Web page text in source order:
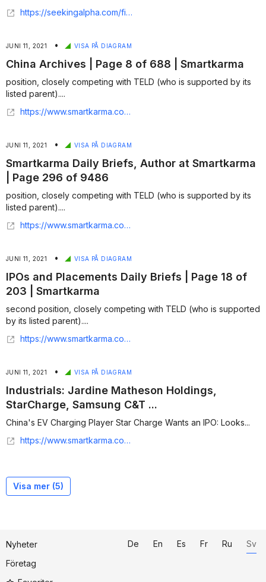
https://seekingalpha.com/filing/5479560
JUNI 11, 2021 • VISA PÅ DIAGRAM
China Archives | Page 8 of 688 | Smartkarma
position, closely competing with TELD (who is supported by its
listed parent)....
https://www.smartkarma.com/home/tag/china/page/8/
JUNI 11, 2021 • VISA PÅ DIAGRAM
Smartkarma Daily Briefs, Author at Smartkarma
| Page 296 of 9486
position, closely competing with TELD (who is supported by its
listed parent)....
https://www.smartkarma.com/home/author/smartkarmanews/page/296/
JUNI 11, 2021 • VISA PÅ DIAGRAM
IPOs and Placements Daily Briefs | Page 18 of
203 | Smartkarma
second position, closely competing with TELD (who is supported
by its listed parent)....
https://www.smartkarma.com/home/category/daily-briefs/ipos-and-placements/page/18/
JUNI 11, 2021 • VISA PÅ DIAGRAM
Industrials: Jardine Matheson Holdings,
StarCharge, Samsung C&T ...
China's EV Charging Player Star Charge Wants an IPO: Looks...
https://www.smartkarma.com/home/daily-briefs/industrials-jardine-matheson-holdings-starcharge-samsung-ct-shenzhen-intl-and-more/
Visa mer (5)
Nyheter
Företag
De En Es Fr Ru Sv